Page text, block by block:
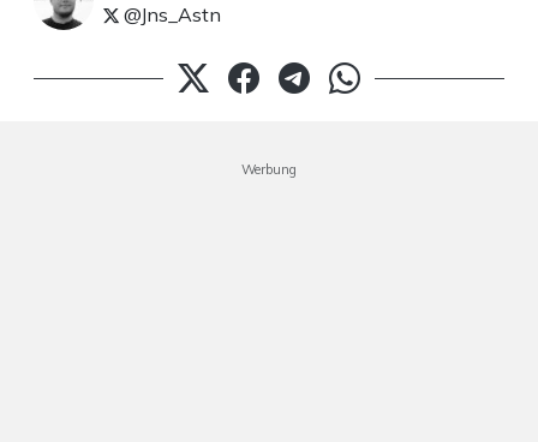
@Jns_Astn
Werbung